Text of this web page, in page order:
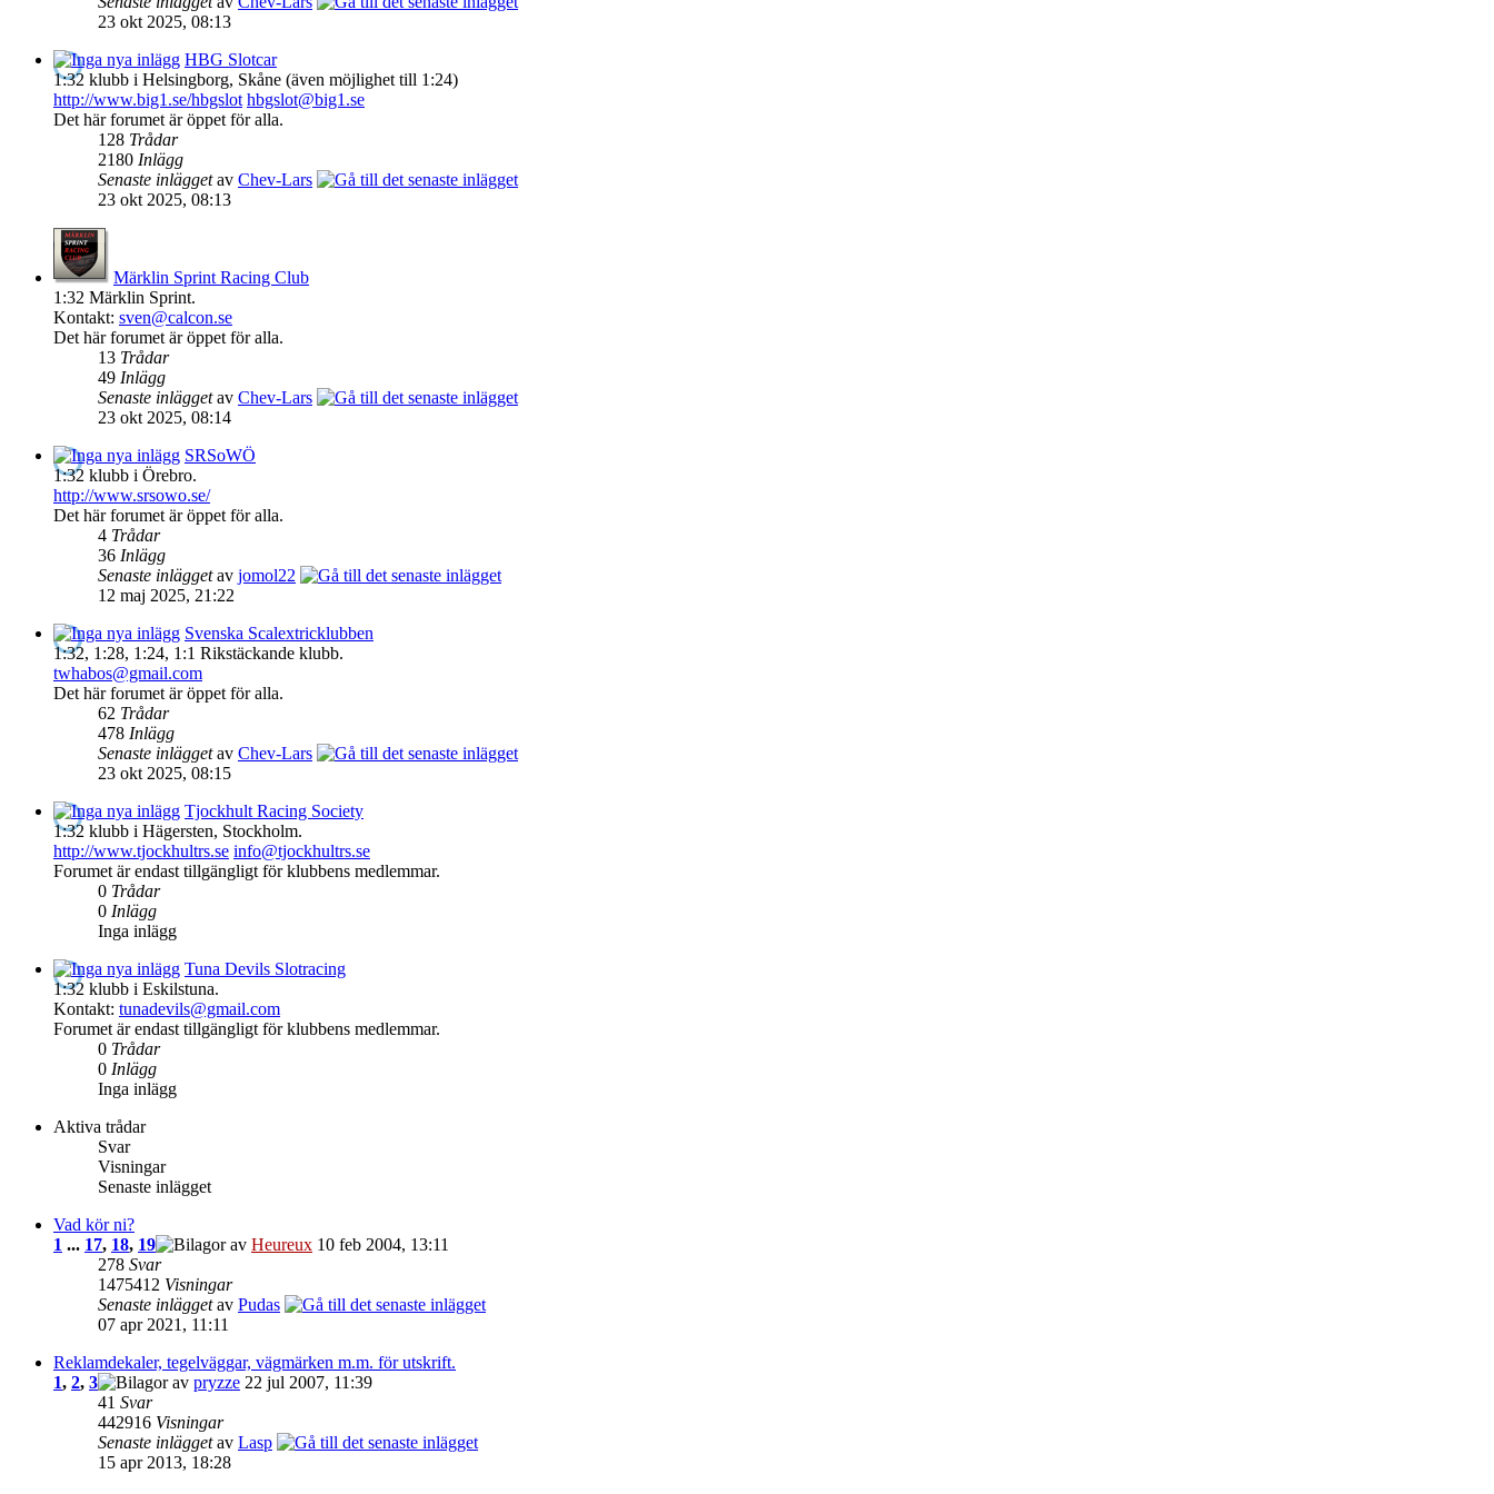
23 okt 2025, 08:13
HBG Slotcar
1:32 klubb i Helsingborg, Skåne (även möjlighet till 1:24)
http://www.big1.se/hbgslot hbgslot@big1.se
Det här forumet är öppet för alla.
128 Trådar
2180 Inlägg
Senaste inläggetav Chev-Lars
23 okt 2025, 08:13
Märklin Sprint Racing Club
1:32 Märklin Sprint.
Kontakt: sven@calcon.se
Det här forumet är öppet för alla.
13 Trådar
49 Inlägg
Senaste inläggetav Chev-Lars
23 okt 2025, 08:14
SRSoWÖ
1:32 klubb i Örebro.
http://www.srsowo.se/
Det här forumet är öppet för alla.
4 Trådar
36 Inlägg
Senaste inläggetav jomol22
12 maj 2025, 21:22
Svenska Scalextricklubben
1:32, 1:28, 1:24, 1:1 Rikstäckande klubb.
twhabos@gmail.com
Det här forumet är öppet för alla.
62 Trådar
478 Inlägg
Senaste inläggetav Chev-Lars
23 okt 2025, 08:15
Tjockhult Racing Society
1:32 klubb i Hägersten, Stockholm.
http://www.tjockhultrs.se info@tjockhultrs.se
Forumet är endast tillgängligt för klubbens medlemmar.
0 Trådar
0 Inlägg
Inga inlägg
Tuna Devils Slotracing
1:32 klubb i Eskilstuna.
Kontakt: tunadevils@gmail.com
Forumet är endast tillgängligt för klubbens medlemmar.
0 Trådar
0 Inlägg
Inga inlägg
Aktiva trådar
Svar
Visningar
Senaste inlägget
Vad kör ni?
1 ... 17, 18, 19 av Heureux 10 feb 2004, 13:11
278 Svar
1475412 Visningar
Senaste inläggetav Pudas
07 apr 2021, 11:11
Reklamdekaler, tegelväggar, vägmärken m.m. för utskrift.
1, 2, 3 av pryzze 22 jul 2007, 11:39
41 Svar
442916 Visningar
Senaste inläggetav Lasp
15 apr 2013, 18:28